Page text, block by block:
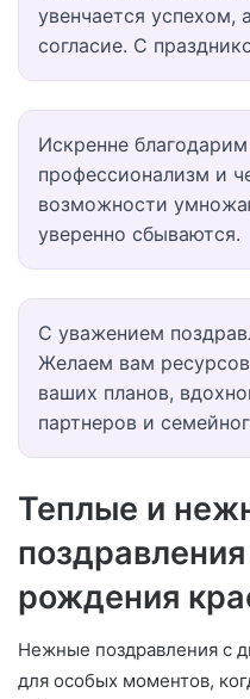
увенчается
согласие. С
Искренне благодарим
профессионализм и
возможности
уверенно сбываются.
С уважением
Желаем вам
ваших планов,
партнеров и
Теплые и
рождения
Нежные поздравления с
для особых моментов,